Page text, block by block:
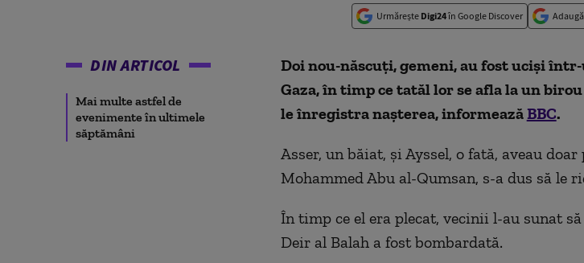
Urmărește Digi24în Google Discover Adaugă
DIN ARTICOL
Mai multe astfel de
evenimente în ultimele
săptămâni
Doi nou-născuți, gemeni, au fost uciși
Gaza, în timp ce tatăl lor se afla la un
le înregistra nașterea, informeazăBBC.
Asser, un băiat, și Ayssel, o fată, aveau
Mohammed Abu al-Qumsan, s-a dus să le
În timp ce el era plecat, vecinii l-au sunat
Deir al Balah a fost bombardată.